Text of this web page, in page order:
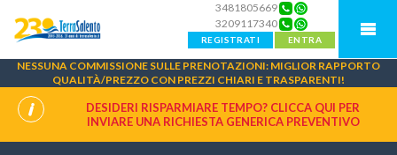
3481805669
3209117340
REGISTRATI ENTRA
NESSUNA COMMISSIONE SULLE PRENOTAZIONI: MIGLIOR RAPPORTO
QUALITÀ/PREZZO CON PREZZI CHIARI E TRASPARENTI!
DESIDERI RISPARMIARE TEMPO? CLICCA QUI PER
INVIARE UNA RICHIESTA GENERICA PREVENTIVO